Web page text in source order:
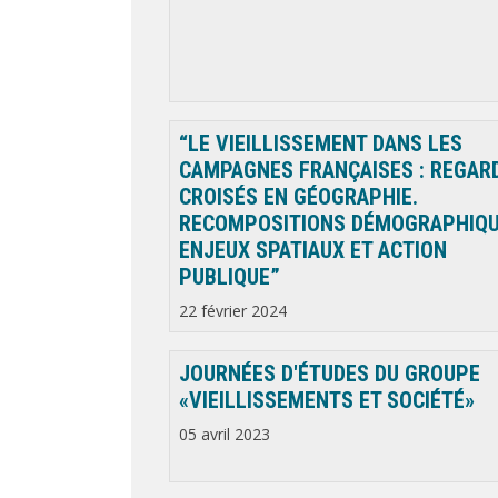
“LE VIEILLISSEMENT DANS LES
CAMPAGNES FRANÇAISES :
CROISÉS EN GÉOGRAPHIE.
RECOMPOSITIONS
ENJEUX SPATIAUX ET ACTION
PUBLIQUE”
22 février 2024
JOURNÉES D'ÉTUDES DU GROUPE
«VIEILLISSEMENTS ET SOCIÉTÉ»
05 avril 2023